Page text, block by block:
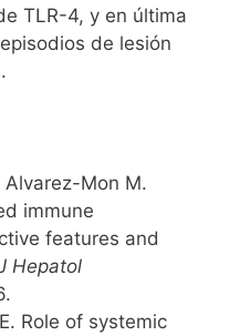
TLR-4, y en última
de lesión
Mon M.
immune
features and
Hepatol
Role of systemic